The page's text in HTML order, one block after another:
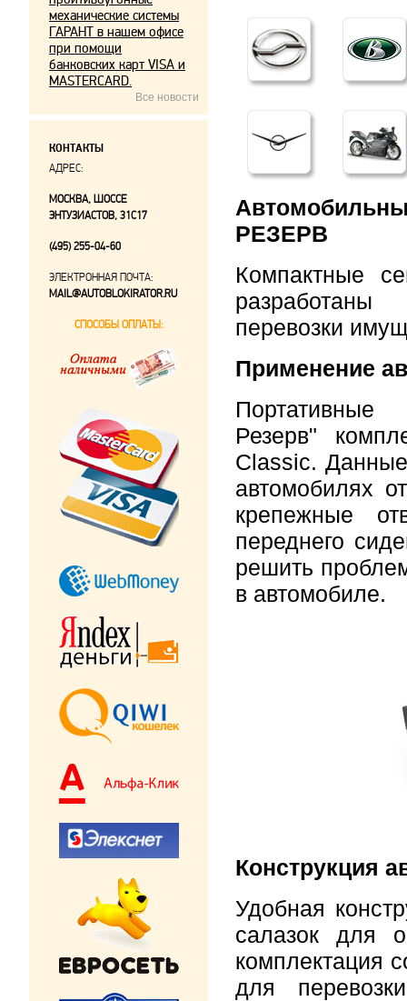
РЕЗЕРВ
Компактные
перевозки
Применение
Резерв"
Classic.
автомобилях
крепежные
переднего
решить
в автомобиле.
Конструкция
Удобная
салазок для
комплектация
для
механические системы
ГАРАНТ в нашем офисе
при помощи
банковских карт VISA и
MASTERCARD.
Все новости
КОНТАКТЫ
АДРЕС:
МОСКВА, ШОССЕ
ЭНТУЗИАСТОВ, 31С17
(495) 255-04-60
ЭЛЕКТРОННАЯ ПОЧТА:
MAIL@AUTOBLOKIRATOR.RU
СПОСОБЫ ОПЛАТЫ: